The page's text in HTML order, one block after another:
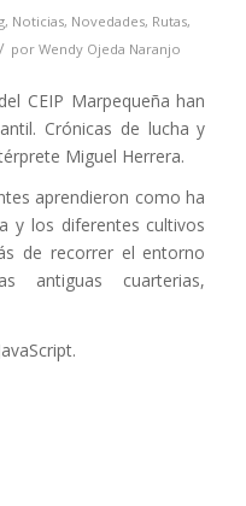
, Noticias, Novedades, Rutas,
/ porWendy Ojeda Naranjo
CEIP Marpequeña han
Crónicas de lucha y
Miguel Herrera.
aprendieron como ha
y los diferentes cultivos
de recorrer el entorno
antiguas cuarterias,